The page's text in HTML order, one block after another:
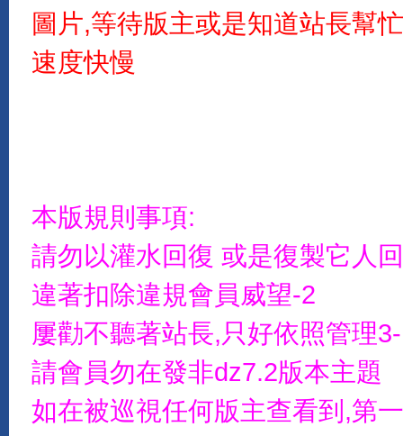
圖片,等待版主或是知道站長幫
速度快慢
本版規則事項:
請勿以灌水回復 或是復製它人
違著扣除違規會員威望-2
屢勸不聽著站長,只好依照管理
請會員勿在發非dz7.2版本主題
如在被巡視任何版主查看到,第